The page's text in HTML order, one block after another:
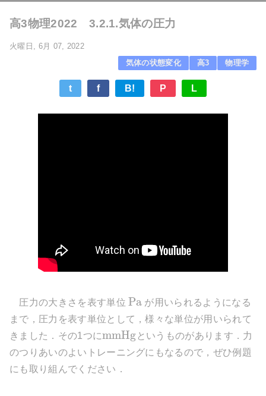
高3物理2022 3.2.1.気体の圧力
火曜日, 6月 07, 2022
気体の状態変化
高3 物理学
t f B! P L
圧力の大きさを表す単位 Pa が用いられるようになる
まで，圧力を表す単位として，様々な単位が用いられて
きました．その1つにmmHg というものがあります．力
のつりあいのよいトレーニングにもなるので，ぜひ例題
にも取り組んでください．